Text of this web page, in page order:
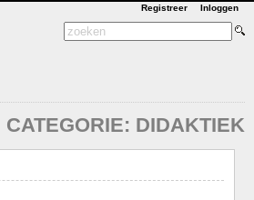
Registreer Inloggen
CATEGORIE: DIDAKTIEK